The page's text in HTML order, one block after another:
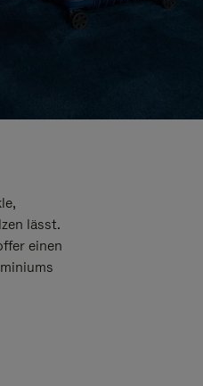
lässt.
einen